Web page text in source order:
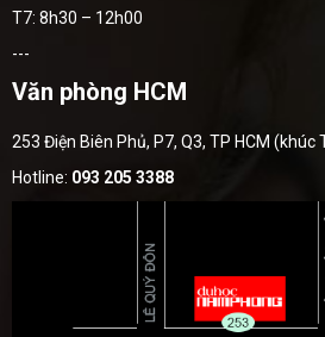
T7: 8h30 – 12h00
---
Văn phòng HCM
253 Điện Biên Phủ, P7, Q3, TP HCM (khúc
Hotline: 093 205 3388